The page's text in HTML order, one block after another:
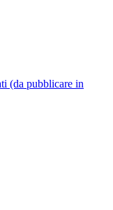
(da pubblicare in